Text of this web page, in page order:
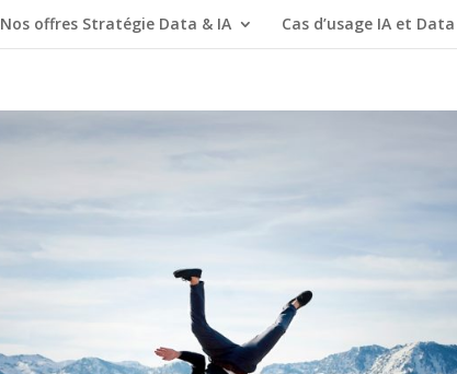
Nos offres Stratégie Data & IA Cas d’usage IA et Data